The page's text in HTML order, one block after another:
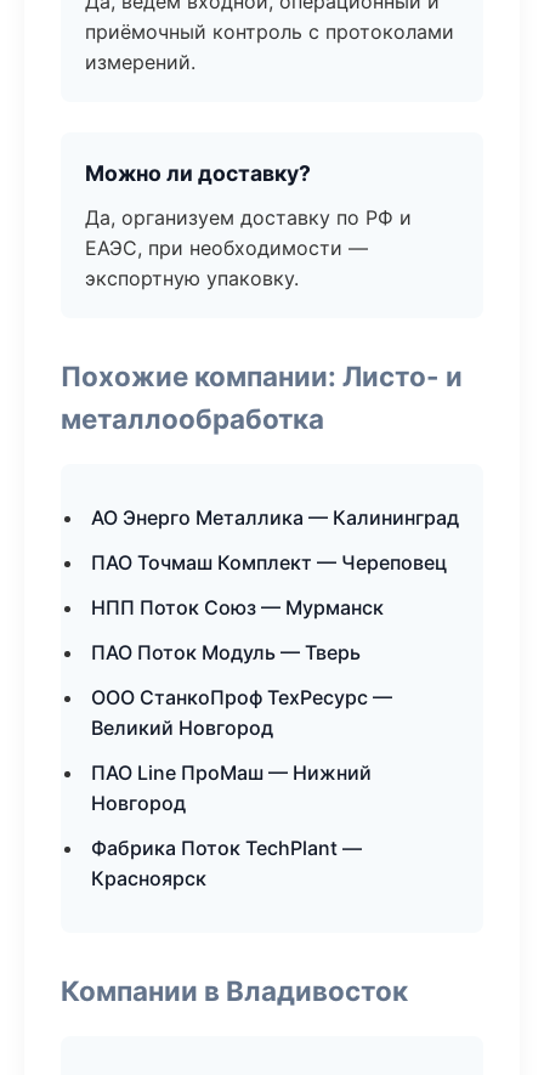
приёмочный контроль с протоколами
измерений.
Можно ли доставку?
Да, организуем доставку по РФ и
ЕАЭС, при необходимости —
экспортную упаковку.
Похожие компании: Листо- и
металлообработка
АО Энерго Металлика — Калининград
ПАО Точмаш Комплект — Череповец
НПП Поток Союз — Мурманск
ПАО Поток Модуль — Тверь
ООО СтанкоПроф ТехРесурс —
Великий Новгород
ПАО Line ПроМаш — Нижний
Новгород
Фабрика Поток TechPlant —
Красноярск
Компании в Владивосток